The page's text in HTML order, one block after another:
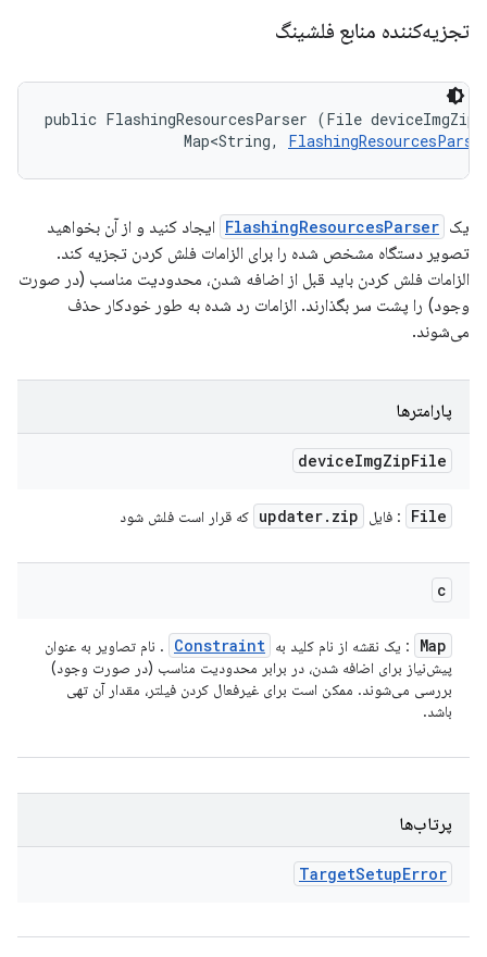
تجزیه‌کننده منابع فلشینگ
public FlashingResourcesParser (File
                Map<String,
یک FlashingResourcesParser ایجاد کنید و از آن بخواهید
تصویر دستگاه مشخص شده را برای الزامات فلش کردن تجزیه کند.
الزامات فلش کردن باید قبل از اضافه شدن، محدودیت مناسب (در صورت
وجود) را پشت سر بگذارند. الزامات رد شده به طور خودکار حذف
می‌شوند.
پارامترها
deviceImgZipFile
File : فایل updater. zip که قرار است فلش شود
c
Map : یک نقشه از نام کلید به Constraint
. نام تصاویر به عنوان
پیش‌نیاز برای اضافه شدن، در برابر محدودیت مناسب (در صورت وجود)
بررسی می‌شوند. ممکن است برای غیرفعال کردن فیلتر، مقدار آن تهی
باشد.
پرتاب‌ها
TargetSetupError